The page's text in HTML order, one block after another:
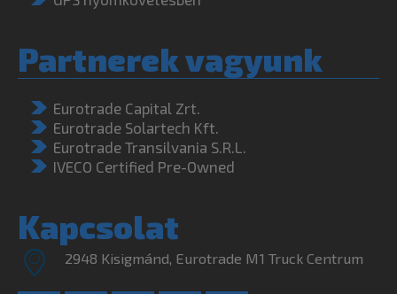
Partnerek vagyunk
Eurotrade Capital Zrt.
Eurotrade Solartech Kft.
Eurotrade Transilvania S.R.L.
IVECO Certified Pre-Owned
Kapcsolat
2948 Kisigmánd, Eurotrade M1 Truck Centrum